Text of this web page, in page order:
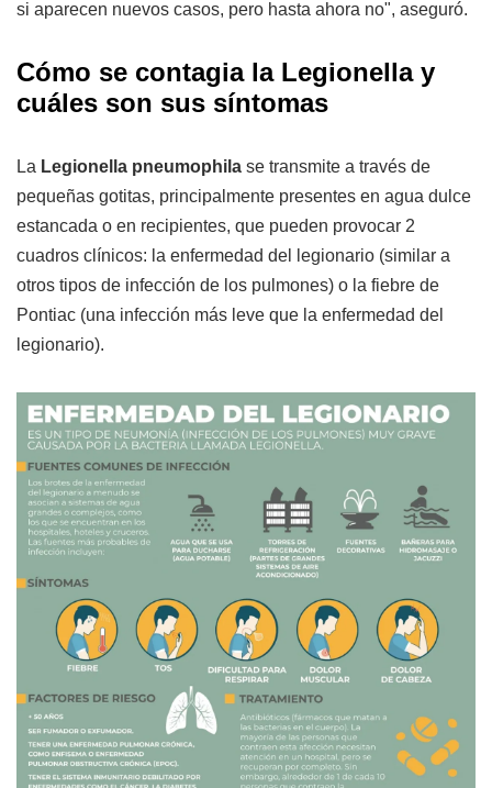
si aparecen nuevos casos, pero hasta ahora no", aseguró.
Cómo se contagia la Legionella y
cuáles son sus síntomas
La Legionella pneumophila se transmite a través de
pequeñas gotitas, principalmente presentes en agua dulce
estancada o en recipientes, que pueden provocar 2
cuadros clínicos: la enfermedad del legionario (similar a
otros tipos de infección de los pulmones) o la fiebre de
Pontiac (una infección más leve que la enfermedad del
legionario).